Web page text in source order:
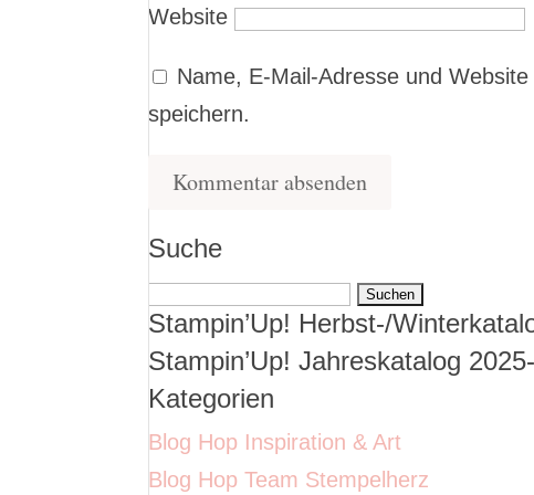
Website
Name, E-Mail-Adresse und
speichern.
Suche
Suchen
nach:
Stampin’Up! Herbst-/
Stampin’Up! Jahreskatalog
Kategorien
Blog Hop Inspiration & Art
Blog Hop Team Stempelherz